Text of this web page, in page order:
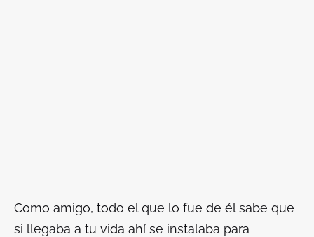
Como amigo, todo el que lo fue de él sabe que
si llegaba a tu vida ahí se instalaba para